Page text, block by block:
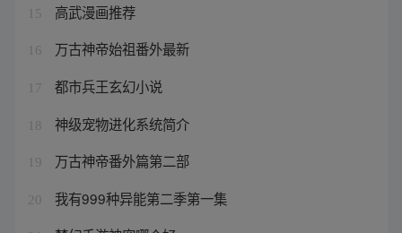
15 高武漫画推荐
16 万古神帝始祖番外最新
17 都市兵王玄幻小说
18 神级宠物进化系统简介
19 万古神帝番外篇第二部
20 我有999种异能第二季第一集